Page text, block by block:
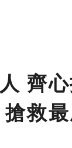
齊
救